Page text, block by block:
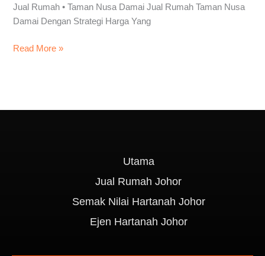
Jual Rumah • Taman Nusa Damai Jual Rumah Taman Nusa
Damai Dengan Strategi Harga Yang
Read More »
Utama
Jual Rumah Johor
Semak Nilai Hartanah Johor
Ejen Hartanah Johor